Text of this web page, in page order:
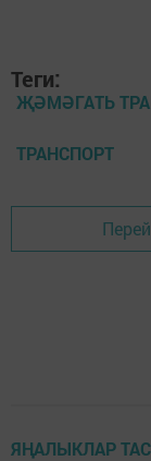
Теги:
ҖӘМӘГАТЬ
ТРАНСПОРТ
ЯҢАЛЫКЛАР